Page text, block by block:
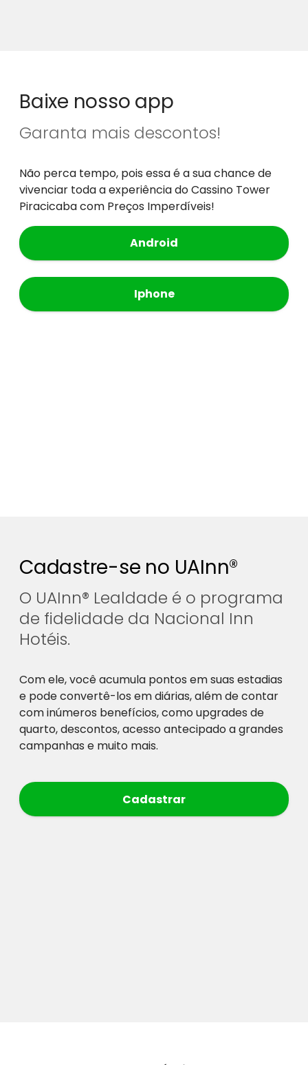
Baixe nosso app
Garanta mais descontos!
Não perca tempo, pois essa é a sua chance de
vivenciar toda a experiência do Cassino Tower
Piracicaba com Preços Imperdíveis!
Android
Iphone
Cadastre-se no UAInn®
O UAInn® Lealdade é o programa
de fidelidade da Nacional Inn
Hotéis.
Com ele, você acumula pontos em suas estadias
e pode convertê-los em diárias, além de contar
com inúmeros benefícios, como upgrades de
quarto, descontos, acesso antecipado a grandes
campanhas e muito mais.
Cadastrar